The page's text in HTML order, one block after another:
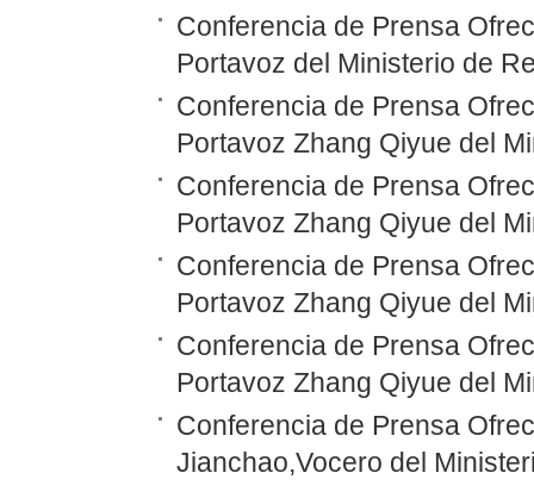
Conferencia de Prensa
Portavoz del Ministerio de
Conferencia de Prensa
Portavoz Zhang Qiyue del
Conferencia de Prensa
Portavoz Zhang Qiyue del
Conferencia de Prensa
Portavoz Zhang Qiyue del
Conferencia de Prensa
Portavoz Zhang Qiyue del
Conferencia de Prensa
Jianchao,Vocero del